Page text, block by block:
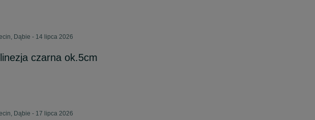
Dąbie - 14 lipca 2026
czarna ok.5cm
Dąbie - 17 lipca 2026